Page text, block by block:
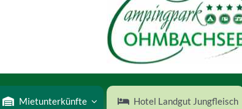
Mietunterkünfte Hotel Landgut Jungfleisch